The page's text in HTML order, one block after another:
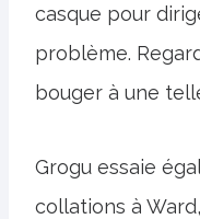
casque pour
problème.
bouger à une
Grogu essaie
collations à